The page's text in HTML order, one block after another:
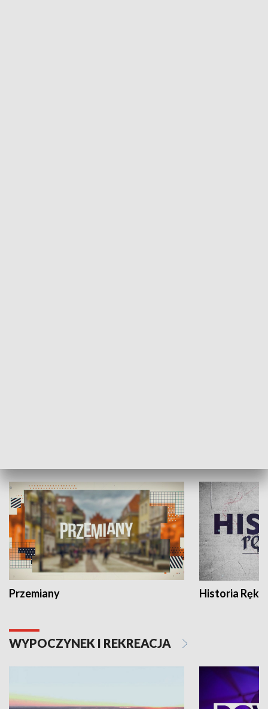
Przemiany Historia Ręką
WYPOCZYNEK I REKREACJA